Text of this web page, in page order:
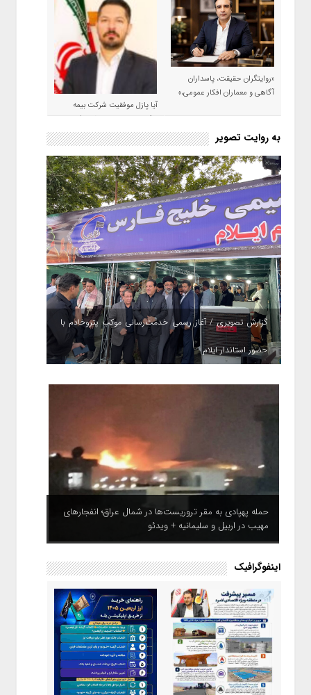
«روایتگران حقیقت، پاسداران
آگاهی و معماران افکار عمومی،»
آیا پازل موفقیت شرکت بیمه
حکمت صبا در سال ۱۴۰۵ کامل می
شود؟!
به روایت تصویر
گزارش تصویری / آغاز رسمی خدمت‌رسانی موکب پتروخادم با
حضور استاندار ایلام
حمله پهپادی به مقر تروریست‌ها در شمال عراق؛ انفجارهای
مهیب در اربیل و سلیمانیه + ویدئو
اینفوگرافیک